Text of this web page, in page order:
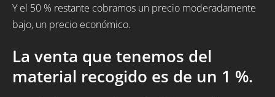
Y el 50 % restante cobramos un precio moderadamente
bajo, un precio económico.
La venta que tenemos del
material recogido es de un 1 %.